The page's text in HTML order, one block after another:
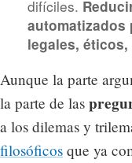
difíciles.
automatizados
legales,
Aunque la parte
la parte de las
a los dilemas y
filosóficos que ya